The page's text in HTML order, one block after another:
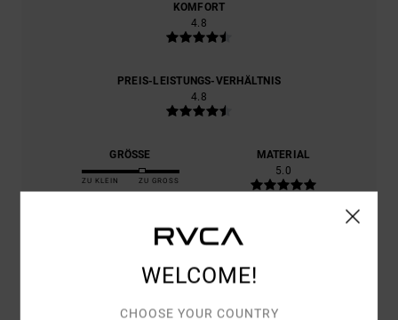
KOMFORT
4.8
PREIS-LEISTUNGS-VERHÄLTNIS
4.8
GRÖSSE
ZU KLEIN ZU GROSS
MATERIAL
5.0
FARBE
5.0
WELCOME!
CHOOSE YOUR COUNTRY